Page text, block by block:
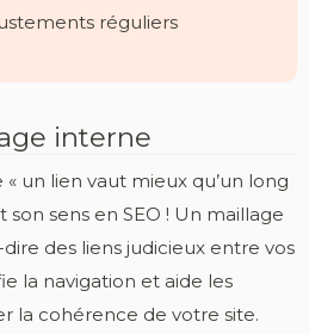
réguliers
interne
« un lien vaut mieux qu’un long
son sens en SEO ! Un maillage
des liens judicieux entre vos
la navigation et aide les
la cohérence de votre site.